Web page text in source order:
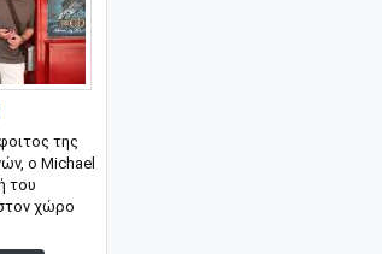
της
ο Michael
του
χώρο